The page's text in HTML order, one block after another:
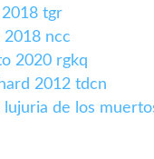
tgr
2018 ncc
2020 rgkq
2012 tdcn
lujuria de los